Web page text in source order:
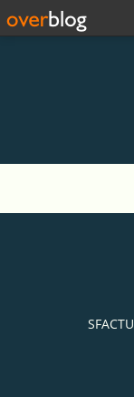
SFACTU